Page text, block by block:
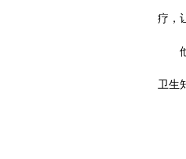
疗，
卫生